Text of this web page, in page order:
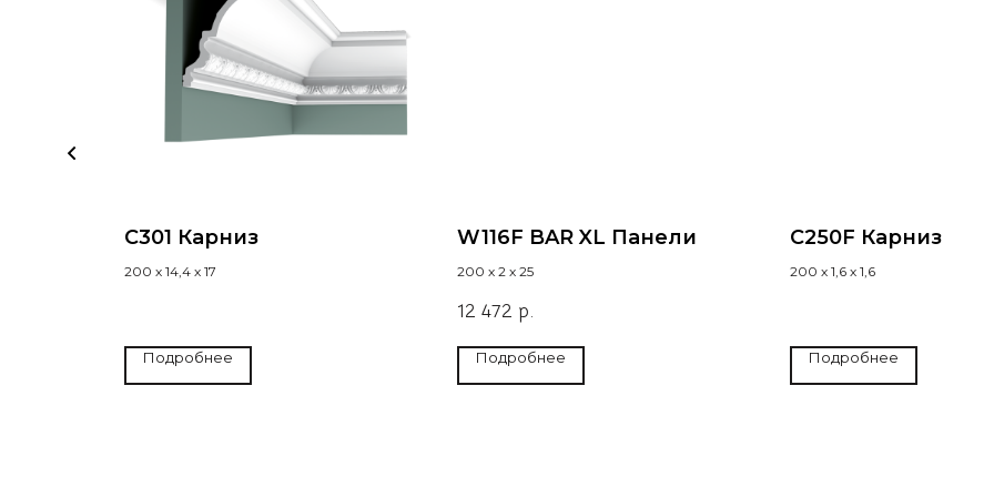
C301 Карниз
200 х 14,4 х 17
Подробнее
W116F BAR XL Панели
200 х 2 х 25
12 472 р.
Подробнее
C250F Карниз
200 х 1,6 х 1,6
Подробнее